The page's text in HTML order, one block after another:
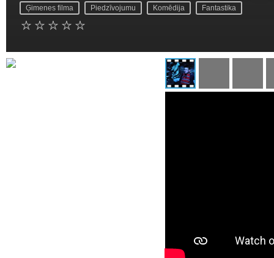
Ģimenes filma Piedzīvojumu Komēdija Fantastika